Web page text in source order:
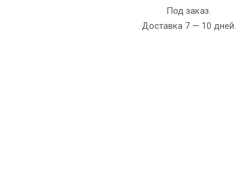
Под заказ.
Доставка 7 — 10 дней.